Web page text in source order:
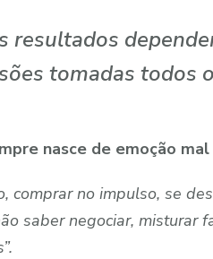
resultados
tomadas todos
nasce de emoção
comprar no impulso, se
saber negociar, misturar